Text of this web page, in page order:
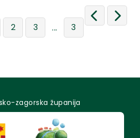
2 3 ... 3
zagorska županija